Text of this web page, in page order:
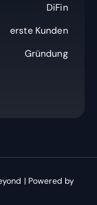
DiFin
erste Kunden
Gründung
| Powered by